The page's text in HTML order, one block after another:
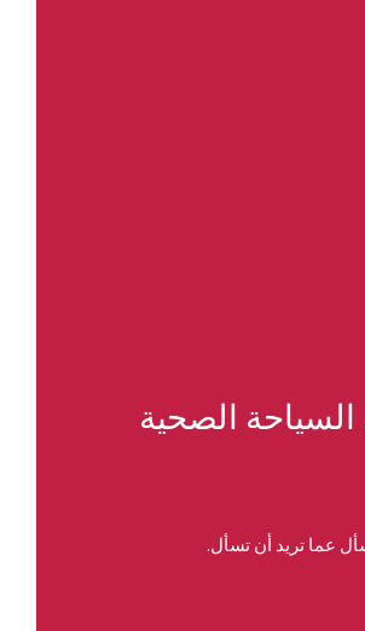
الصحية
عما تريد أن تسأل.